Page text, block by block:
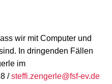
wir mit Computer und
In dringenden Fällen
im
/steffi.zengerle@fsf-ev.de